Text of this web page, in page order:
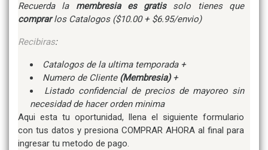
Recuerda la membresia es gratissolo tienes que
comprarlos Catalogos ($10.00 + $6.95/envio)
Recibiras:
Catalogos de la ultima temporada +
Numero de Cliente (Membresia)+
Listado confidencial de precios de mayoreo sin
necesidad de hacer orden minima
Aqui esta tu oportunidad, llena el siguiente formulario
con tus datos y presiona COMPRAR AHORA al final para
ingresar tu metodo de pago.